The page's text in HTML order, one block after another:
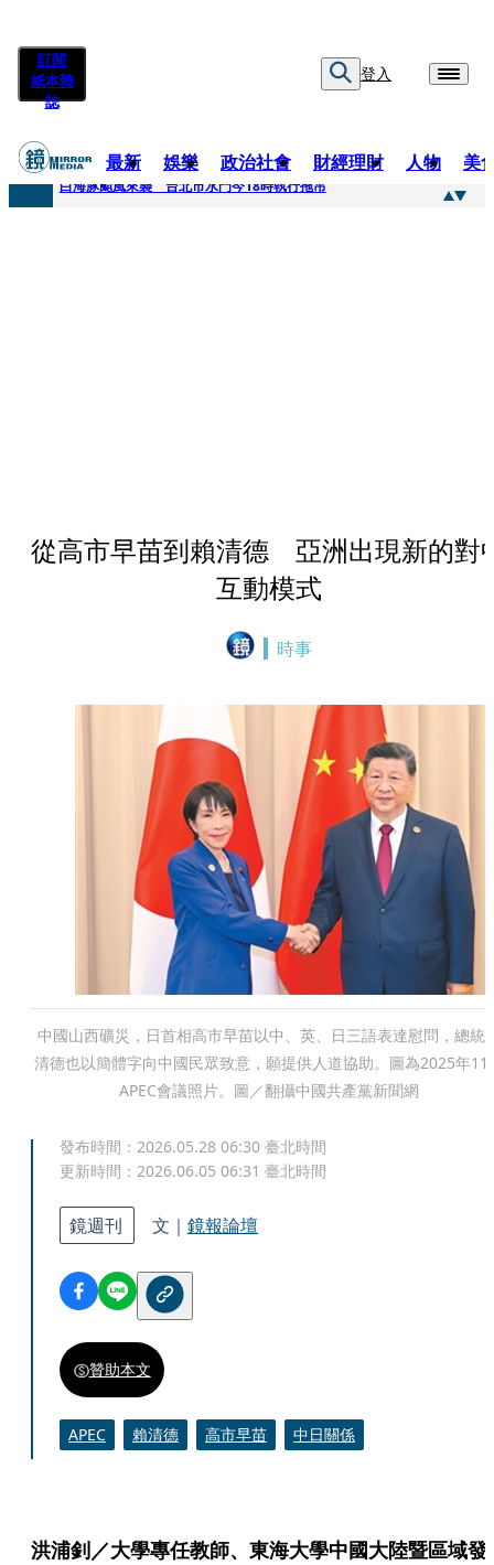
訂閱
紙本雜
誌
登入
最新 娛樂 政治社會 財經理財 人物 美
快訊
白海豚颱風來襲 台北市水門今18時執行拖吊
從高市早苗到賴清德 亞洲出現新的對
互動模式
時事
中國山西礦災，日首相高市早苗以中、英、日三語表達慰問，總統
清德也以簡體字向中國民眾致意，願提供人道協助。圖為2025年11
APEC會議照片。圖／翻攝中國共產黨新聞網
發布時間： 2026.05.28 06:30 臺北時間
更新時間： 2026.06.05 06:31 臺北時間
鏡週刊 文｜ 鏡報論壇
贊助本文
APEC 賴清德 高市早苗 中日關係
洪浦釗／大學專任教師、東海大學中國大陸暨區域發